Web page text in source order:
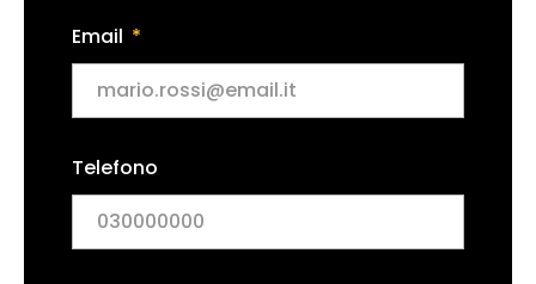
Email
Telefono